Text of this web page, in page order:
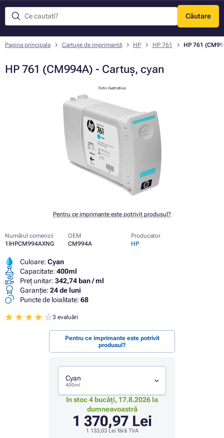
Căutare
Meniu
Pagina principala Cartușe de imprimantă HP HP 761 HP 761
HP 761 (CM994A) - Cartuș, cyan
Foto ilustrativa
Pentru ce imprimante este potrivit produsul?
Numărul comenzii
1IHPCM994AXNG
OEM
CM994A
Producator
HP
Culoare: Cyan
Capacitate: 400ml
Preț unitar: 342,74 ban / ml
Garanţie: 24 de luni
Puncte de loialitate: 68
3 evaluări
Pentru ce imprimante este potrivit
produsul?
Cyan
400ml
In stoc 4 bucăți, 17.8.2026 la
dumneavoastră
1 370,97 Lei
1 133,03 Lei fără TVA